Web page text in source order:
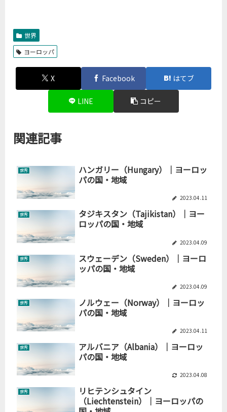
世界
ヨーロッパ
X Facebook はてブ
LINE コピー
関連記事
世界
ハンガリー（Hungary）｜ヨーロッ
パの国・地域
2023.04.11
世界
タジキスタン（Tajikistan）｜ヨー
ロッパの国・地域
2023.04.09
世界
スウェーデン（Sweden）｜ヨーロ
ッパの国・地域
2023.04.09
世界
ノルウェー（Norway）｜ヨーロッ
パの国・地域
2023.04.11
世界
アルバニア（Albania）｜ヨーロッ
パの国・地域
2023.04.08
世界
リヒテンシュタイン
（Liechtenstein）｜ヨーロッパの